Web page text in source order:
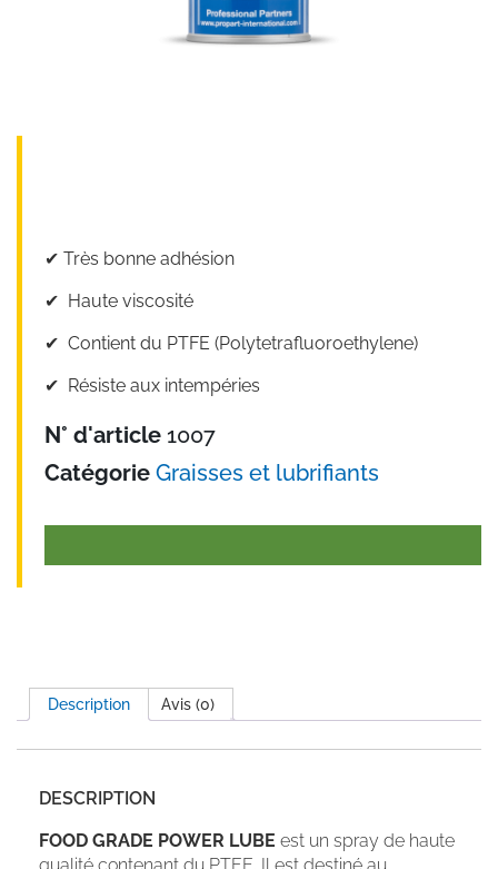
✔︎ Très bonne adhésion
✔︎ Haute viscosité
✔︎ Contient du PTFE (Polytetrafluoroethylene)
✔︎ Résiste aux intempéries
N° d'article 1007
Catégorie Graisses et lubrifiants
Description Avis (0)
DESCRIPTION
FOOD GRADE POWER LUBE est un spray de haute